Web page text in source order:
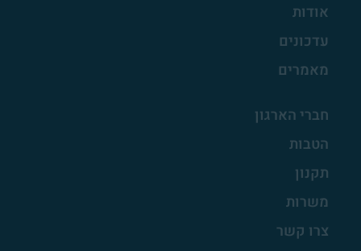
אודות
עדכונים
מאמרים
חברי הארגון
הטבות
תקנון
משרות
צרו קשר